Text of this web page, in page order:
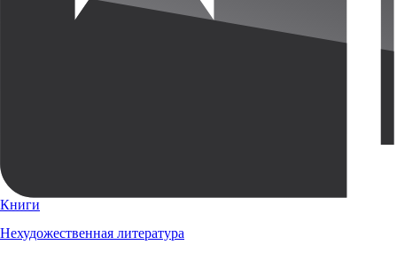
Книги
Нехудожественная литература